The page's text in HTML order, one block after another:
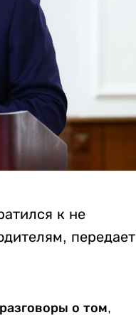
к не
передает
о том,